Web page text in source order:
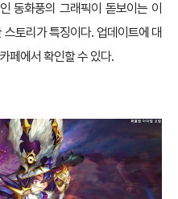
동화풍의 그래픽이 돋보이는 이
토리가 특징이다. 업데이트에 대
페에서 확인할 수 있다.